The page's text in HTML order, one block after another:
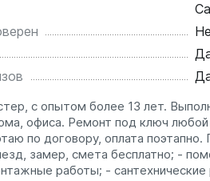
с опытом более 13 лет.
офиса. Ремонт под ключ
по договору, оплата
замер, смета бесплатно; -
работы; -